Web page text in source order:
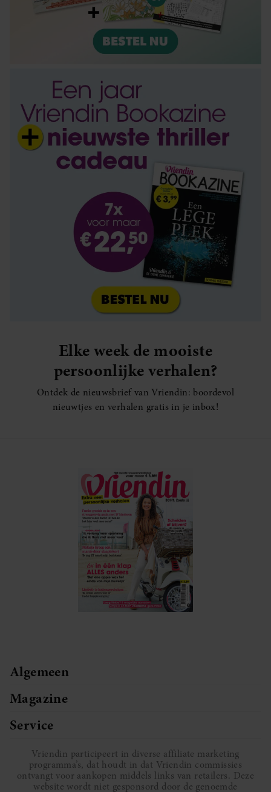
Elke week de mooiste
persoonlijke verhalen?
Ontdek de nieuwsbrief van Vriendin: boordevol
nieuwtjes en verhalen gratis in je inbox!
Algemeen
Magazine
Service
Vriendin participeert in diverse affiliate marketing
programma’s, dat houdt in dat Vriendin commissies
ontvangt voor aankopen middels links van retailers. Deze
website wordt niet gesponsord door de genoemde